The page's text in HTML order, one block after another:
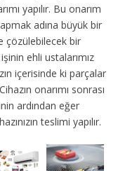
yapılır. Bu onarım
adına büyük bir
çözülebilecek bir
ehli ustalarımız
içerisinde ki parçalar
onarımı sonrası
ardından eğer
teslimi yapılır.